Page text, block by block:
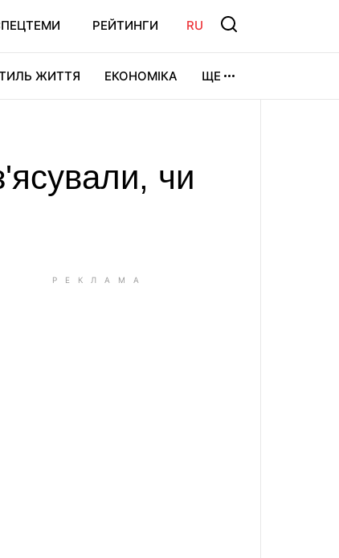
РЕЙТИНГИ RU
ЖИТТЯ ЕКОНОМІКА ЩЕ
чи